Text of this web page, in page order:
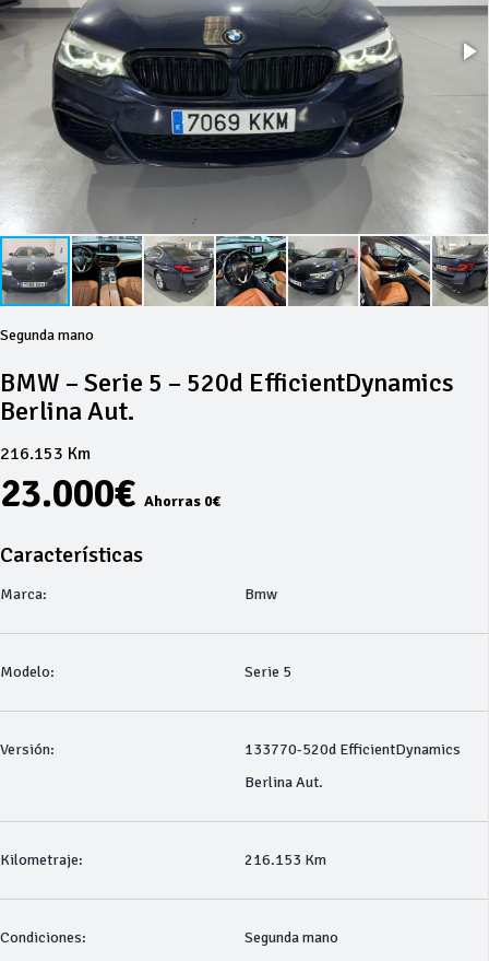
Segunda mano
BMW – Serie 5 – 520d EfficientDynamics
Berlina Aut.
216.153 Km
23.000€ Ahorras 0€
Características
Marca: Bmw
Modelo: Serie 5
Versión:
133770-520d EfficientDynamics
Berlina Aut.
Kilometraje: 216.153 Km
Condiciones: Segunda mano